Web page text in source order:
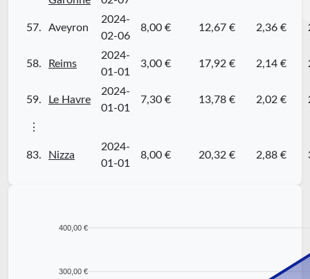
57. Aveyron
2024-
02-06
8,00 € 12,67 € 2,36 €
58. Reims
2024-
01-01
3,00 € 17,92 € 2,14 €
59. Le Havre
2024-
01-01
7,30 € 13,78 € 2,02 €
⋮
83. Nizza
2024-
01-01
8,00 € 20,32 € 2,88 €
400,00 €
300,00 €